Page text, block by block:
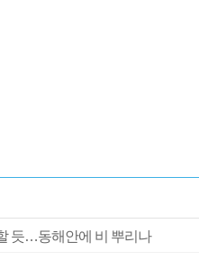
듯…동해안에 비 뿌리나